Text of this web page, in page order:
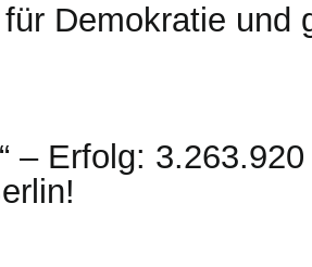
Demokratie und
– Erfolg: